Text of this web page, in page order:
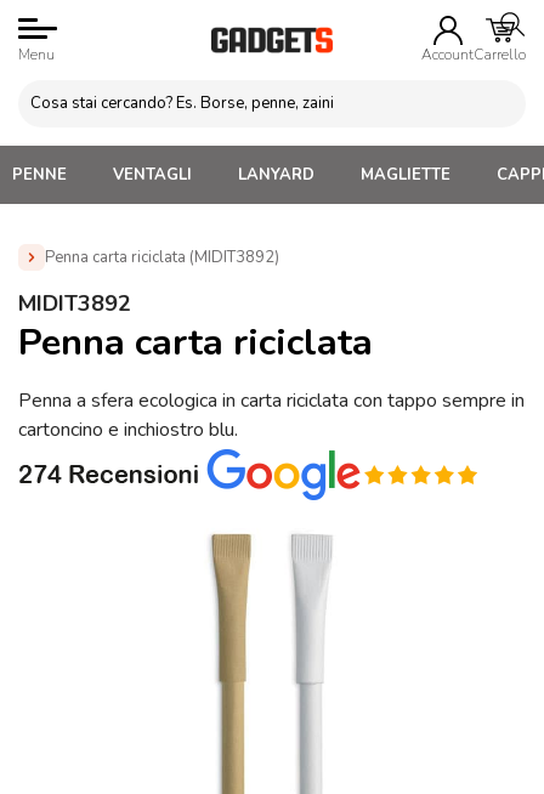
Menu AccountCarrello
PENNE VENTAGLI LANYARD MAGLIETTE
Penna carta riciclata (MIDIT3892)
Home »
Penne Personalizzate con LOGO, Matite, Pastelli,
Penna carta riciclata (MIDIT3892)
MIDIT3892
Penna carta riciclata
Penna a sfera ecologica in carta riciclata con tappo sempre in
cartoncino e inchiostro blu.